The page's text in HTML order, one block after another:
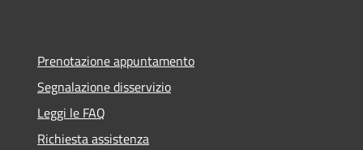
Prenotazione appuntamento
Segnalazione disservizio
Leggi le FAQ
Richiesta assistenza